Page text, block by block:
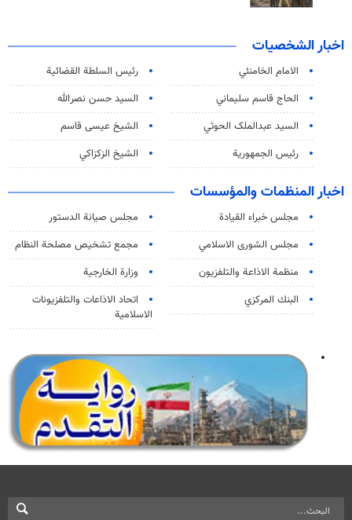
اخبار الشخصيات
الامام الخامنئي
رئیس السلطة القضائیة
الحاج قاسم سليماني
السيد حسن نصرالله
السید عبدالملک الحوثي
الشيخ عيسى قاسم
رئيس الجمهورية
الشيخ الزكزاكي
اخبار المنظمات والمؤسسات
مجلس خبراء القيادة
مجلس صيانة الدستور
مجلس الشورى الاسلامي
مجمع تشخيص مصلحة النظام
منظمة الاذاعة والتلفزیون
وزارة الخارجية
البنك المركزي
اتحاد الاذاعات والتلفزيونات
الاسلامية